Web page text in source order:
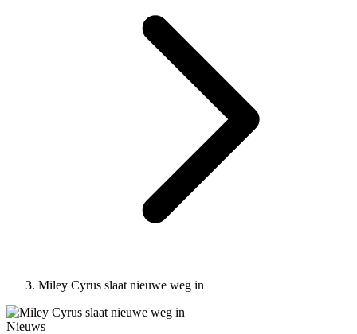
Miley Cyrus slaat nieuwe weg in
Nieuws